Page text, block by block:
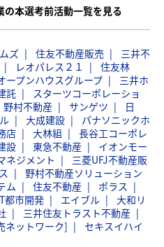
本選考前活動一覧を見る
ズ 住友不動産販売
三井不
レオパレス２１
住友林
ープンハウスグループ
三井ホ
託
スターツコーポレーショ
野村不動産 サンゲツ
日
大成建設
パナソニックホ
店 大林組
長谷工コーポレ
設 東急不動産
イオンモー
ネジメント
三菱UFJ不動産販
野村不動産ソリューション
ム 住友不動産
ポラス
都市開発 エイブル
大和リ
三井住友トラスト不動産
ネットワーク]
セキスイハイ